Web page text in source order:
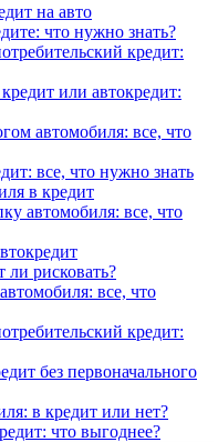
на авто
что нужно знать?
кредит:
или автокредит:
автомобиля: все, что
все, что нужно знать
в кредит
автомобиля: все, что
ли рисковать?
все, что
кредит:
без первоначального
в кредит или нет?
что выгоднее?